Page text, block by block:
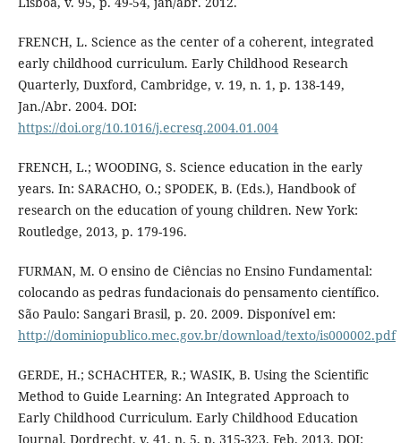
FRENCH, L. Science as the center of a coherent, integrated
early childhood curriculum. Early Childhood Research
Quarterly, Duxford, Cambridge, v. 19, n. 1, p. 138-149,
Jan./Abr. 2004. DOI:
https://doi.org/10.1016/j.ecresq.2004.01.004
FRENCH, L.; WOODING, S. Science education in the early
years. In: SARACHO, O.; SPODEK, B. (Eds.), Handbook of
research on the education of young children. New York:
Routledge, 2013, p. 179-196.
FURMAN, M. O ensino de Ciências no Ensino Fundamental:
colocando as pedras fundacionais do pensamento científico.
São Paulo: Sangari Brasil, p. 20. 2009. Disponível em:
http://dominiopublico.mec.gov.br/download/texto/is000002.pdf
GERDE, H.; SCHACHTER, R.; WASIK, B. Using the Scientific
Method to Guide Learning: An Integrated Approach to
Early Childhood Curriculum. Early Childhood Education
Journal, Dordrecht, v. 41, n. 5, p. 315-323. Feb. 2013. DOI: